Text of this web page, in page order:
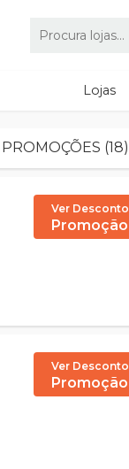
Lojas
PROMOÇÕES (18)
Ver Desconto
Promoção
Ver Desconto
Promoção